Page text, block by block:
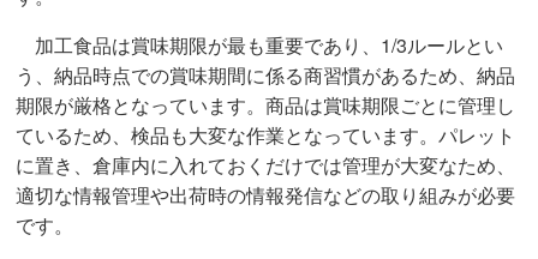
加工食品は賞味期限が最も重要であり、1/3ルールとい
う、納品時点での賞味期間に係る商習慣があるため、納品
期限が厳格となっています。商品は賞味期限ごとに管理し
ているため、検品も大変な作業となっています。パレット
に置き、倉庫内に入れておくだけでは管理が大変なため、
適切な情報管理や出荷時の情報発信などの取り組みが必要
です。